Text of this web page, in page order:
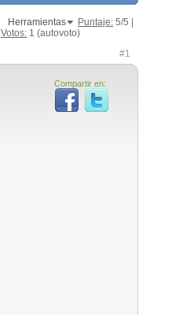
Herramientas Puntaje: 5/5 |
Votos: 1 (autovoto)
#1
Compartir en: